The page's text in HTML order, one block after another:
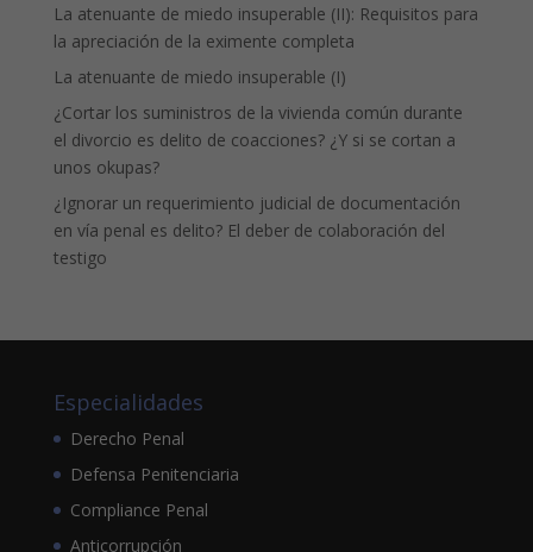
La atenuante de miedo insuperable (II): Requisitos para
la apreciación de la eximente completa
La atenuante de miedo insuperable (I)
¿Cortar los suministros de la vivienda común durante
el divorcio es delito de coacciones? ¿Y si se cortan a
unos okupas?
¿Ignorar un requerimiento judicial de documentación
en vía penal es delito? El deber de colaboración del
testigo
Especialidades
Derecho Penal
Defensa Penitenciaria
Compliance Penal
Anticorrupción